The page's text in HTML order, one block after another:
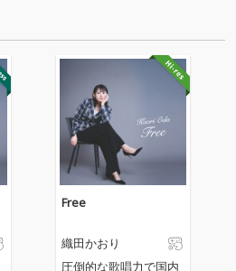
Free
織田かおり
圧倒的な歌唱力で国内